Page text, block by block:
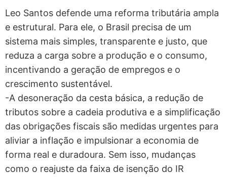
Leo Santos defende uma reforma tributária ampla
e estrutural. Para ele, o Brasil precisa de um
sistema mais simples, transparente e justo, que
reduza a carga sobre a produção e o consumo,
incentivando a geração de empregos e o
crescimento sustentável.
-A desoneração da cesta básica, a redução de
tributos sobre a cadeia produtiva e a simplificação
das obrigações fiscais são medidas urgentes para
aliviar a inflação e impulsionar a economia de
forma real e duradoura. Sem isso, mudanças
como o reajuste da faixa de isenção do IR